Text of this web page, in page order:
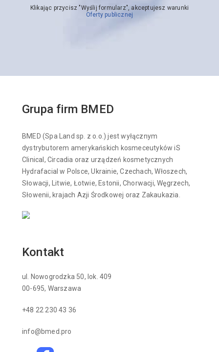
Klikając przycisz "Wyślij formularz", akceptujesz warunki
Oferty publicznej
Grupa firm BMED
BMED (Spa Land sp. z o.o.) jest wyłącznym
dystrybutorem amerykańskich kosmeceutyków iS
Clinical, Circadia oraz urządzeń kosmetycznych
Hydrafacial w Polsce, Ukrainie, Czechach, Włoszech,
Słowacji, Litwie, Łotwie, Estonii, Chorwacji, Węgrzech,
Słowenii, krajach Azji Środkowej oraz Zakaukazia.
Kontakt
ul. Nowogrodzka 50, lok. 409
00-695, Warszawa
+48 22 230 43 36
info@bmed.pro